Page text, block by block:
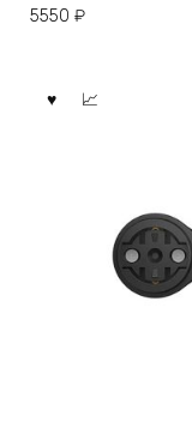
5550 ₽